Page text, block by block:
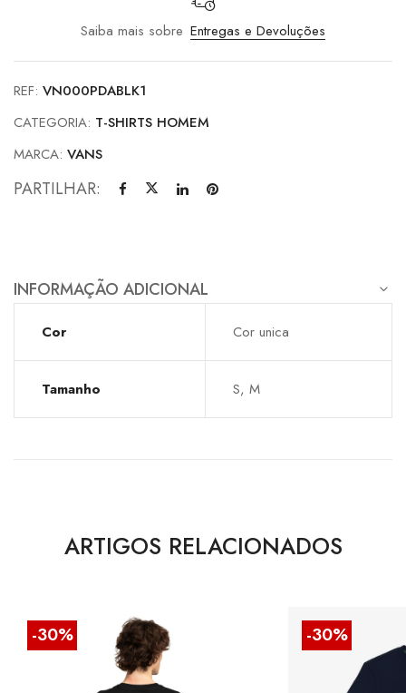
Saiba mais sobre Entregas e Devoluções
REF: VN000PDABLK1
CATEGORIA: T-SHIRTS HOMEM
MARCA: VANS
PARTILHAR:
INFORMAÇÃO ADICIONAL
Cor Cor unica
Tamanho S, M
ARTIGOS RELACIONADOS
-30% -30%